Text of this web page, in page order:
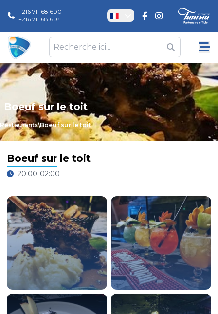
+216 71 168 600
+216 71 168 604
Boeuf sur le toit
Restaurants\Boeuf sur le toit
Boeuf sur le toit
20:00-02:00